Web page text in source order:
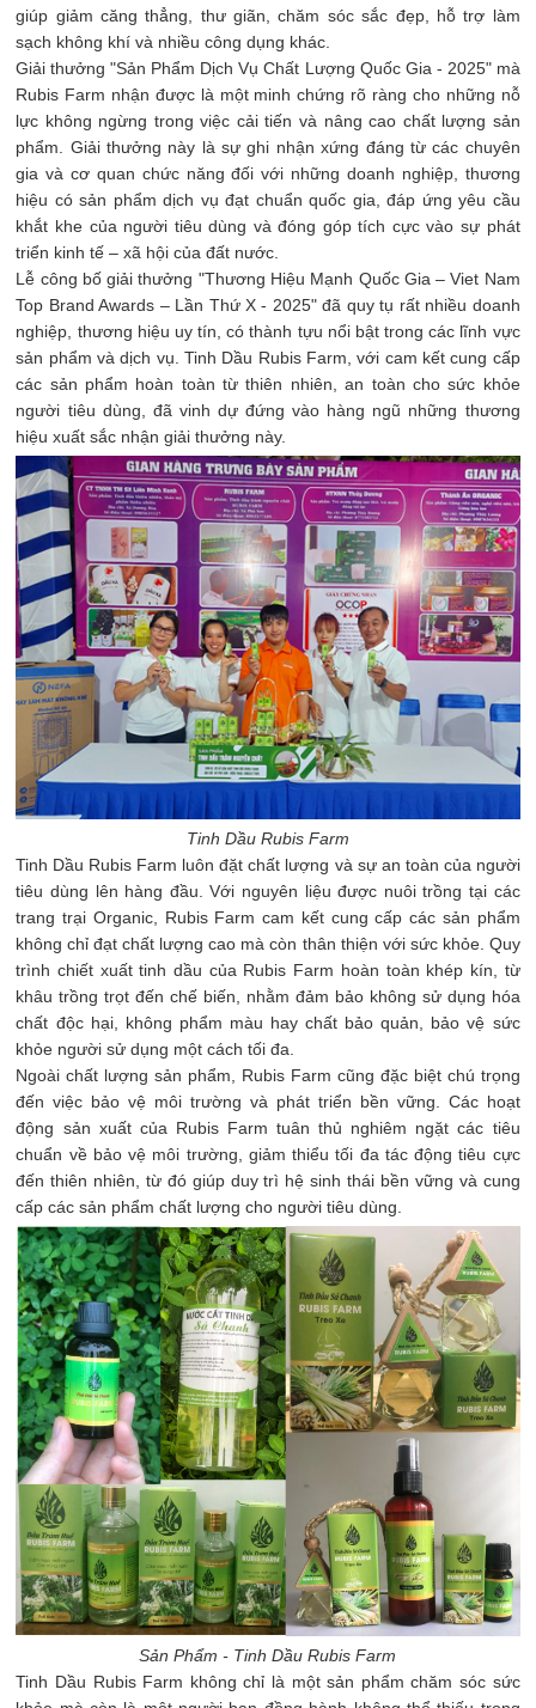
giúp giảm căng thẳng, thư giãn, chăm sóc sắc đẹp, hỗ trợ làm
sạch không khí và nhiều công dụng khác.
Giải thưởng "Sản Phẩm Dịch Vụ Chất Lượng Quốc Gia - 2025" mà
Rubis Farm nhận được là một minh chứng rõ ràng cho những nỗ
lực không ngừng trong việc cải tiến và nâng cao chất lượng sản
phẩm. Giải thưởng này là sự ghi nhận xứng đáng từ các chuyên
gia và cơ quan chức năng đối với những doanh nghiệp, thương
hiệu có sản phẩm dịch vụ đạt chuẩn quốc gia, đáp ứng yêu cầu
khắt khe của người tiêu dùng và đóng góp tích cực vào sự phát
triển kinh tế – xã hội của đất nước.
Lễ công bố giải thưởng "Thương Hiệu Mạnh Quốc Gia – Viet Nam
Top Brand Awards – Lần Thứ X - 2025" đã quy tụ rất nhiều doanh
nghiệp, thương hiệu uy tín, có thành tựu nổi bật trong các lĩnh vực
sản phẩm và dịch vụ. Tinh Dầu Rubis Farm, với cam kết cung cấp
các sản phẩm hoàn toàn từ thiên nhiên, an toàn cho sức khỏe
người tiêu dùng, đã vinh dự đứng vào hàng ngũ những thương
hiệu xuất sắc nhận giải thưởng này.
Tinh Dầu Rubis Farm
Tinh Dầu Rubis Farm luôn đặt chất lượng và sự an toàn của người
tiêu dùng lên hàng đầu. Với nguyên liệu được nuôi trồng tại các
trang trại Organic, Rubis Farm cam kết cung cấp các sản phẩm
không chỉ đạt chất lượng cao mà còn thân thiện với sức khỏe. Quy
trình chiết xuất tinh dầu của Rubis Farm hoàn toàn khép kín, từ
khâu trồng trọt đến chế biến, nhằm đảm bảo không sử dụng hóa
chất độc hại, không phẩm màu hay chất bảo quản, bảo vệ sức
khỏe người sử dụng một cách tối đa.
Ngoài chất lượng sản phẩm, Rubis Farm cũng đặc biệt chú trọng
đến việc bảo vệ môi trường và phát triển bền vững. Các hoạt
động sản xuất của Rubis Farm tuân thủ nghiêm ngặt các tiêu
chuẩn về bảo vệ môi trường, giảm thiểu tối đa tác động tiêu cực
đến thiên nhiên, từ đó giúp duy trì hệ sinh thái bền vững và cung
cấp các sản phẩm chất lượng cho người tiêu dùng.
Sản Phẩm - Tinh Dầu Rubis Farm
Tinh Dầu Rubis Farm không chỉ là một sản phẩm chăm sóc sức